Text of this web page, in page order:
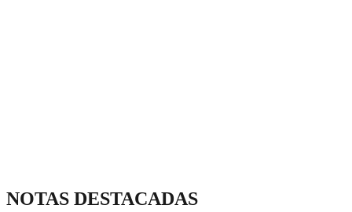
NOTAS DESTACADAS